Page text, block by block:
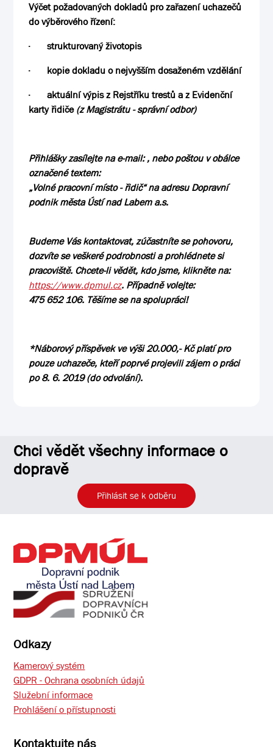
Výčet požadovaných dokladů pro zařazení uchazečů
do výběrového řízení:
·
strukturovaný životopis
·
kopie dokladu o nejvyšším dosaženém vzdělání
·
aktuální výpis z Rejstříku trestů a z Evidenční
karty řidiče(z Magistrátu - správní odbor)
Přihlášky zasílejte na e-mail: , nebo poštou v obálce
označené textem:
„Volné pracovní místo - řidič“ na adresu Dopravní
podnik města Ústí nad Labem a.s.
Budeme Vás kontaktovat, zúčastníte se pohovoru,
dozvíte se veškeré podrobnosti a prohlédnete si
pracoviště. Chcete-li vědět, kdo jsme, klikněte na:
https://www.dpmul.cz. Případně volejte:
475 652 106. Těšíme se na spolupráci!
*Náborový příspěvek ve výši 20.000,- Kč platí pro
pouze uchazeče, kteří poprvé projevili zájem o práci
po 8. 6. 2019 (do odvolání).
Chci vědět všechny informace o
dopravě
Přihlásit se k odběru
Odkazy
Kamerový systém
GDPR - Ochrana osobních údajů
Služební informace
Prohlášení o přístupnosti
Kontaktujte nás